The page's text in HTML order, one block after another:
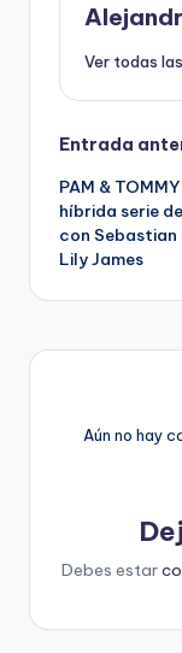
Ver todas
de
Entrada
PAM &
híbrida serie
con Sebastian
Lily James
Aún no hay
Debes estar